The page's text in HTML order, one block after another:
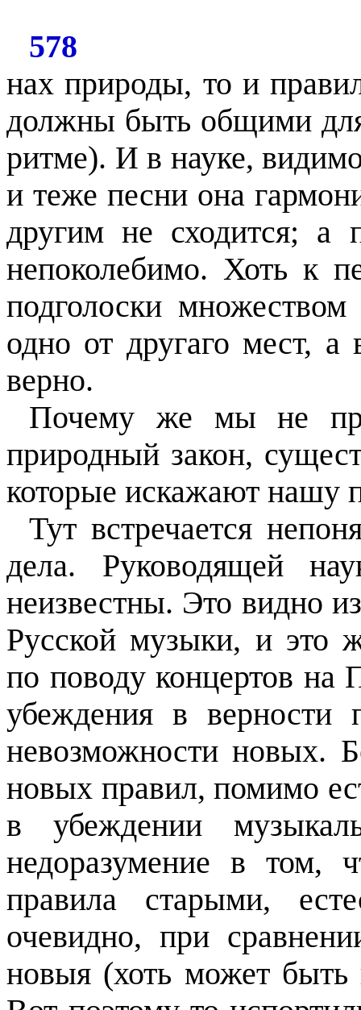
578
нах природы, то и
должны быть общими
ритме). И в науке,
и теже песни она
другим не сходится; а
непоколебимо. Хоть к
подголоски
одно от другаго мест, а
верно.
Почему же мы не
природный закон,
которые искажают нашу
Тут встречается
дела. Руководящей
неизвестны. Это видно
Русской музыки, и это
по поводу концертов на
убеждения в верности
невозможности новых.
новых правил, помимо
в убеждении
недоразумение в том,
правила старыми,
очевидно, при
новыя (хоть может